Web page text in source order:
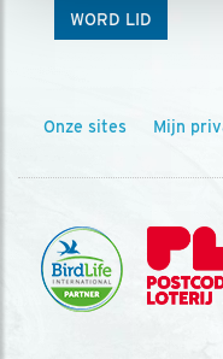
WORD LID
Onze sites Mijn